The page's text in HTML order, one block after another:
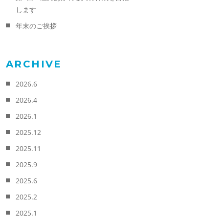
します
年末のご挨拶
ARCHIVE
2026.6
2026.4
2026.1
2025.12
2025.11
2025.9
2025.6
2025.2
2025.1